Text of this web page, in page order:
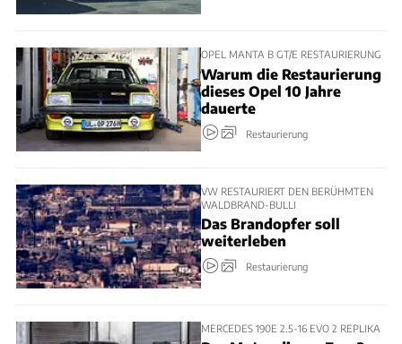
OPEL MANTA B GT/E RESTAURIERUNG
Warum die Restaurierung
dieses Opel 10 Jahre
dauerte
Restaurierung
VW RESTAURIERT DEN BERÜHMTEN
WALDBRAND-BULLI
Das Brandopfer soll
weiterleben
Restaurierung
MERCEDES 190E 2.5-16 EVO 2 REPLIKA